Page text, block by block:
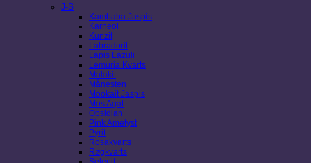
J-S
Kambaba Jaspis
Karneol
Kunzit
Labradorit
Lapis Lazuli
Lemuria Kvarts
Malakit
Månesten
Mookait Jaspis
Mos Agat
Obsidian
Pink Ametyst
Pyrit
Rosakvarts
Røgkvarts